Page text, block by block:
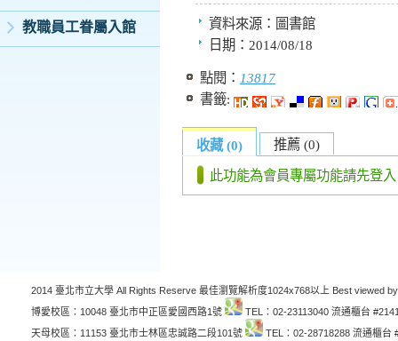
教職員工眷屬入館 資料來源： 圖書館
日期： 2014/08/18
點閱： 13817
書籤:
收藏 (0) 推薦 (0)
此功能為會員專屬功能請先登入
2014 臺北市立大學 All Rights Reserve 最佳瀏覽解析度1024x768以上 Best viewed
博愛校區：10048 臺北市中正區愛國西路1號
TEL：02-23113040 流通櫃台
天母校區：11153 臺北市士林區忠誠路二段101號
TEL：02-28718288 流通櫃台